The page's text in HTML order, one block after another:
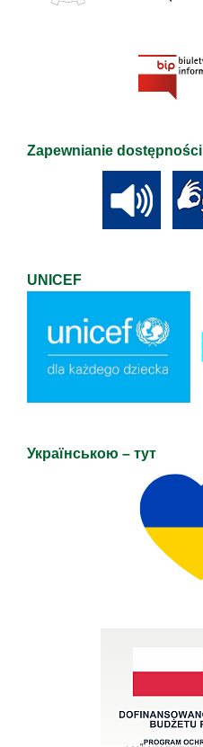
Zapewnianie dostępności
UNICEF
Українською – тут